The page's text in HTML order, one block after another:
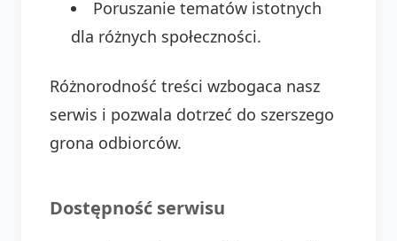
Poruszanie tematów istotnych
dla różnych społeczności.
Różnorodność treści wzbogaca nasz
serwis i pozwala dotrzeć do szerszego
grona odbiorców.
Dostępność serwisu